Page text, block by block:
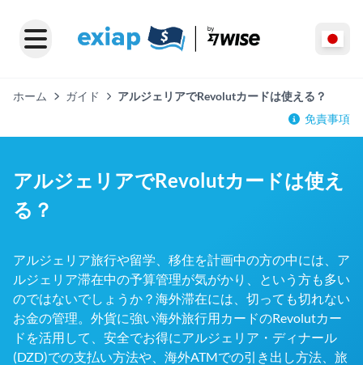
ホーム ガイド
アルジェリアでRevolutカードは使える？
免責事項
アルジェリアでRevolutカードは使え
る？
アルジェリア旅行や留学、移住を計画中の方の中には、ア
ルジェリア滞在中の予算管理が気がかり、という方も多い
のではないでしょうか？海外滞在には、切っても切れない
お金の管理。外貨に強い海外旅行用カードのRevolutカー
ドを活用して、安全でお得にアルジェリア・ディナール
(DZD)での支払い方法や、海外ATMでの引き出し方法、旅